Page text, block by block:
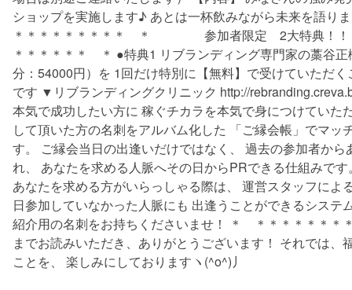
ショップを実施します♪ あとは一杯飲みながら未来を語り
＊＊＊＊＊＊＊＊＊ ＊ 参加者限定 2大特典！！
＊＊＊＊＊＊ ＊ ●特典1 リブランディング専門家の藁谷
分：54000円）を 1回だけ特別に【無料】で受けていただ
です ▼リブランディングクリニック http://
本気で成功したい方に 稼ぐチカラを本気で身につけていた
して頂いた方の名刺をアルバム化した 「ご縁会帳」でマッ
す。 ご縁会当日の出逢いだけではなく、 過去の参加者か
れ、 あなたを求める人脈へその日からPRできる仕組みです
あなたを求める方がいらっしゃる際は、 運営スタッフによ
日参加していなかった人脈にも 出逢うことができるシステ
紹介用の名刺をお持ちくださいませ！ ＊ ＊＊＊＊＊＊＊
までお読みいただき、ありがとうございます！ それでは、
ことを、 楽しみにしておりますヽ(^o^)丿